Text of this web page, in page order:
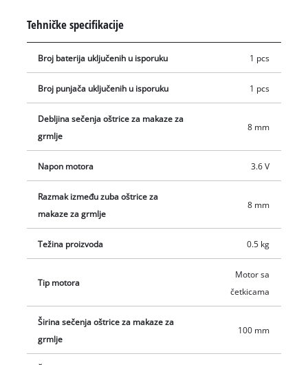
Tehničke specifikacije
Broj baterija uključenih u isporuku 1 pcs
Broj punjača uključenih u isporuku 1 pcs
Debljina sečenja oštrice za makaze za
grmlje
8 mm
Napon motora 3.6 V
Razmak između zuba oštrice za
makaze za grmlje
8 mm
Težina proizvoda 0.5 kg
Tip motora
Motor sa
četkicama
Širina sečenja oštrice za makaze za
grmlje
100 mm